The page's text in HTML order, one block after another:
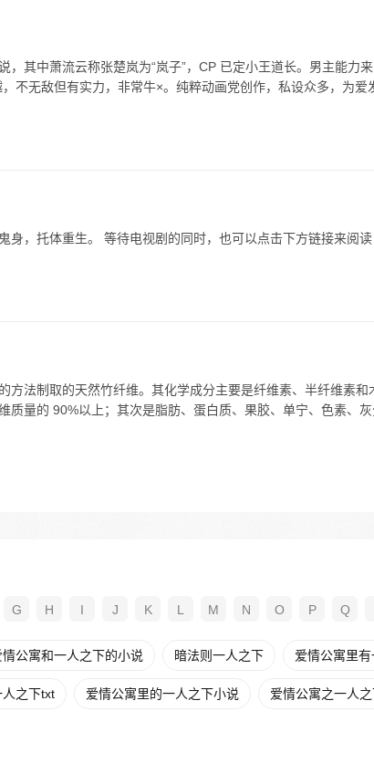
，其中萧流云称张楚岚为“岚子”，CP 已定小王道长。男主能力
不无敌但有实力，非常牛×。纯粹动画党创作，私设众多，为爱
身，托体重生。 等待电视剧的同时，也可以点击下方链接来阅读
方法制取的天然竹纤维。其化学成分主要是纤维素、半纤维素和
质量的 90%以上；其次是脂肪、蛋白质、果胶、单宁、色素、灰
G H I J K L M N O P Q
情公寓和一人之下的小说 暗法则一人之下 爱情公寓里
之下txt 爱情公寓里的一人之下小说 爱情公寓之一人